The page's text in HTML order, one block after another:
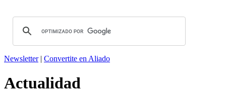
Newsletter| Convertite en Aliado
Actualidad